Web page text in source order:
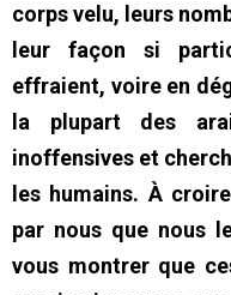
corps velu, leurs
leur façon si
effraient, voire en
la plupart des
inoffensives et
les humains. À
par nous que nous
vous montrer que